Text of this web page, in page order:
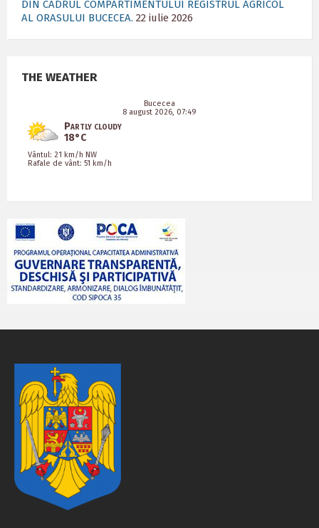
DIN CADRUL COMPARTIMENTULUI REGISTRUL AGRICOL
AL ORASULUI BUCECEA. 22 iulie 2026
THE WEATHER
Bucecea
8 august 2026, 07:49
Partly cloudy
18°C
Vântul: 21 km/h NW
Rafale de vânt: 51 km/h